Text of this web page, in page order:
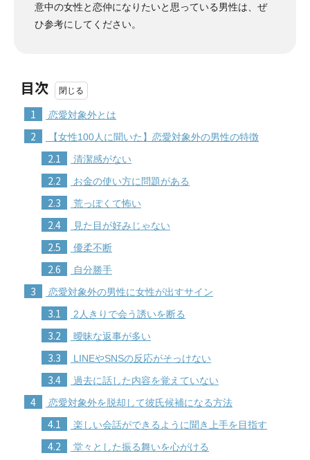
意中の女性と恋仲になりたいと思っている男性は、ぜ
ひ参考にしてください。
目次
1 恋愛対象外とは
2 【女性100人に聞いた】恋愛対象外の男性の特徴
2.1 清潔感がない
2.2 お金の使い方に問題がある
2.3 荒っぽくて怖い
2.4 見た目が好みじゃない
2.5 優柔不断
2.6 自分勝手
3 恋愛対象外の男性に女性が出すサイン
3.1 2人きりで会う誘いを断る
3.2 曖昧な返事が多い
3.3 LINEやSNSの反応がそっけない
3.4 過去に話した内容を覚えていない
4 恋愛対象外を脱却して彼氏候補になる方法
4.1 楽しい会話ができるように聞き上手を目指す
4.2 堂々とした振る舞いを心がける